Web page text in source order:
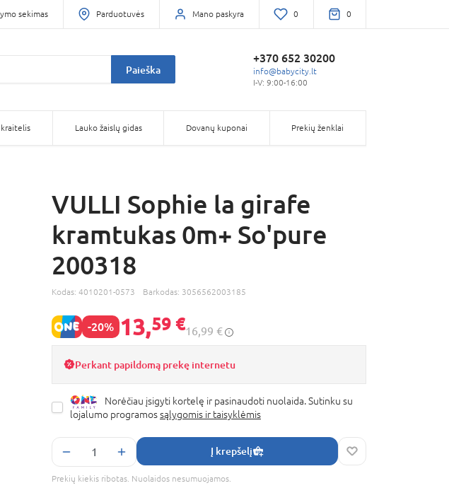
sekimas Parduotuvės Mano paskyra 0 0
Paieška
+370 652 30200
info@babycity.lt
I-V: 9:00-16:00
Lauko žaislų gidas Dovanų kuponai Prekių ženklai
VULLI Sophie la girafe
kramtukas 0m+ So'pure
200318
Kodas: 4010201-0573 Barkodas: 3056562003185
-20% 13,59 €16,99 €
Perkant papildomą prekę internetu
Norėčiau įsigyti kortelę ir pasinaudoti nuolaida. Sutinku su
lojalumo programossąlygomis ir taisyklėmis
Į krepšelį
Prekių kiekis ribotas. Nuolaidos nesumuojamos.